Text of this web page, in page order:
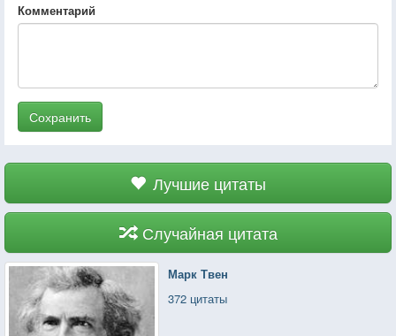
Комментарий
Сохранить
Лучшие цитаты
Случайная цитата
Марк Твен
372 цитаты